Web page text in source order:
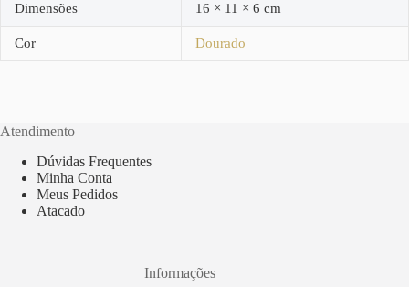
Dimensões 16 × 11 × 6 cm
Cor Dourado
Atendimento
Dúvidas Frequentes
Minha Conta
Meus Pedidos
Atacado
Informações